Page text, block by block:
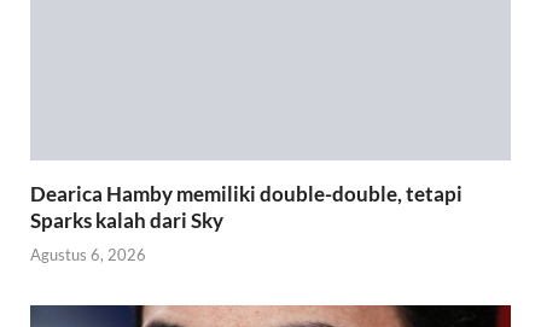
Dearica Hamby memiliki double-double, tetapi
Sparks kalah dari Sky
Agustus 6, 2026